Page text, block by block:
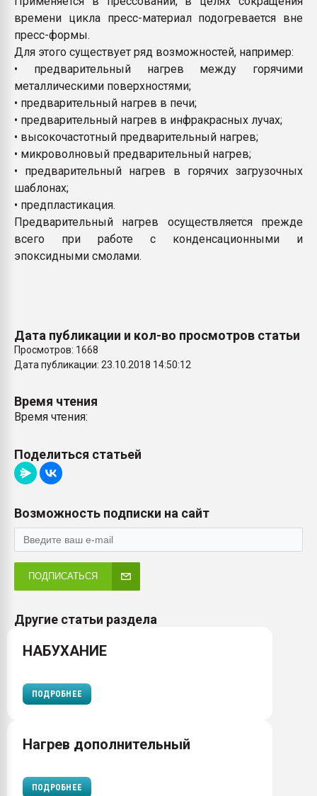
ПЕРЕЙТИ НА
времени цикла пресс-материал подогревается вне
пресс-формы.
Для этого существует ряд возможностей, например:
• предварительный нагрев между горячими
металлическими поверхностями;
• предварительный нагрев в печи;
• предварительный нагрев в инфракрасных лучах;
• высокочастотный предварительный нагрев;
• микроволновый предварительный нагрев;
• предварительный нагрев в горячих загрузочных
шаблонах;
• предпластикация.
Предварительный нагрев осуществляется прежде
всего при работе с конденсационными и
эпоксидными смолами.
Дата публикации и кол-во просмотров статьи
Просмотров: 1668
Дата публикации: 23.10.2018 14:50:12
Время чтения
Время чтения:
Поделиться статьей
Возможность подписки на сайт
ПОДПИСАТЬСЯ
Другие статьи раздела
НАБУХАНИЕ
ПОДРОБНЕЕ
Нагрев дополнительный
ПОДРОБНЕЕ